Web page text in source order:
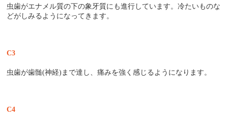
虫歯がエナメル質の下の象牙質にも進行しています。冷たいものな
どがしみるようになってきます。
C3
虫歯が歯髄(神経) まで達し、痛みを強く感じるようになります。
C4